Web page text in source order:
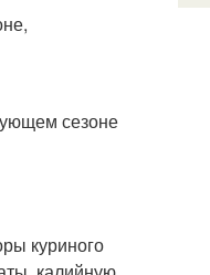
сезоне
куриного